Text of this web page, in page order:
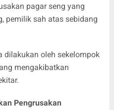
pagar seng yang
pemilik sah atas sebidang
dilakukan oleh sekelompok
mengakibatkan
Pengrusakan